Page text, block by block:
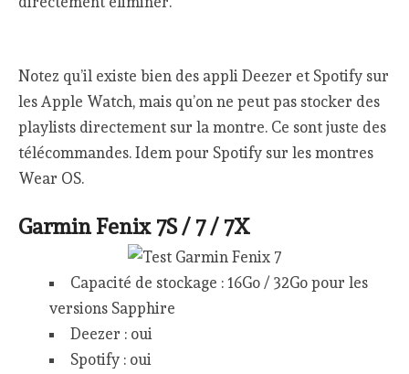
Notez qu’il existe bien des appli Deezer et Spotify sur
les Apple Watch, mais qu’on ne peut pas stocker des
playlists directement sur la montre. Ce sont juste des
télécommandes. Idem pour Spotify sur les montres
Wear OS.
Garmin Fenix 7S / 7 / 7X
Capacité de stockage : 16Go / 32Go pour les
versions Sapphire
Deezer : oui
Spotify : oui